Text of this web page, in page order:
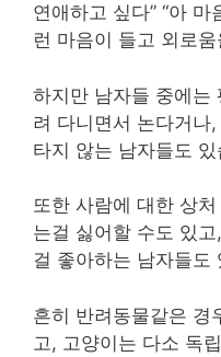
연애하고 싶다” “아 마
런 마음이 들고 외로
하지만 남자들 중에는
려 다니면서 논다거나
타지 않는 남자들도 있
또한 사람에 대한 상
는걸 싫어할 수도 있
걸 좋아하는 남자들도
흔히 반려동물같은 경
고, 고양이는 다소 독